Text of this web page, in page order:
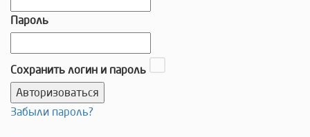
Пароль
Сохранить логин и пароль
Забыли пароль?